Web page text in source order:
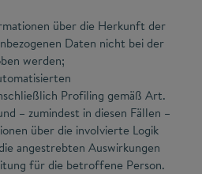
über die Herkunft der
Daten nicht bei der
werden;
Profiling gemäß Art.
– zumindest in diesen Fällen –
über die involvierte Logik
angestrebten Auswirkungen
für die betroffene Person.